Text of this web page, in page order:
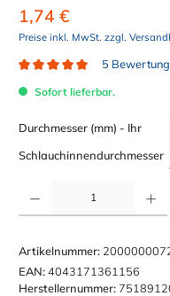
1,74 €
Preise inkl. MwSt. zzgl.
5
Sofort lieferbar.
Durchmesser (mm) - Ihr
Schlauchinnendurchmesser
Produkt Anzahl: Gib den
Artikelnummer:
EAN:4043171361156
Herstellernummer: